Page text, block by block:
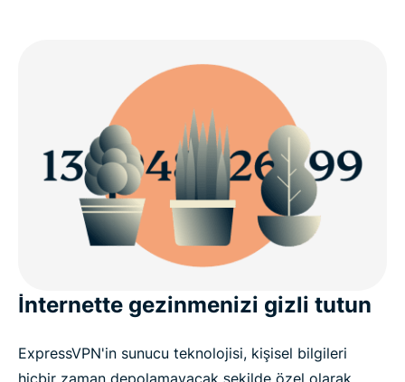
İnternette gezinmenizi gizli tutun
ExpressVPN'in sunucu teknolojisi, kişisel bilgileri